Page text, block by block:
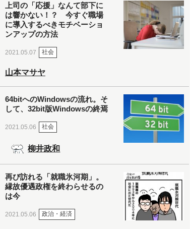
上司の「応援」なんて部下に
は響かない！？ 今すぐ職場
に導入するべきモチベーショ
ンアップの方法
2021.05.07 社会
山本マサヤ
64bitへのWindowsの流れ。そ
して、32bit版Windowsの終焉
2021.05.06 社会
柳井政和
再び訪れる「就職氷河期」。
縁故優遇政権を終わらせるの
は今
2021.05.06 政治・経済